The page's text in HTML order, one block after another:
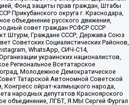
Фонд защиты прав граждан, Штабы
Прикубанского округа г. Краснодара,
объединение русского движения,
совет граждан РСФСР СССР
Штурм, Граждане СССР, Держава Союз
Советских Социалистических Районов,
WhatsApp, СИЧ-С14,
украинских националистов,
Региональное Всетатарское
Молодежное Демократическое
Татарской Автономной Советской
Конгресс ойрат-калмыцкого народа,
народных депутатов Красноярского
объединение, ЛГБТ, Я.МЫ Сергей Фургал